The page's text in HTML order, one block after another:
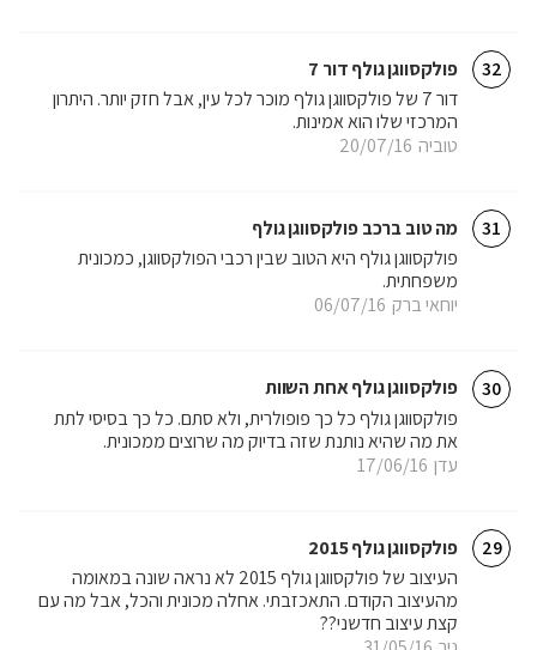
32 פולקסווגן גולף דור 7
טוביה 20/07/16
דור 7 של פולקסווגן גולף מוכר לכל עין, אבל חזק יותר. היתרון
המרכזי שלו הוא אמינות.
31 מה טוב ברכב פולקסווגן גולף
יוחאי ברק 06/07/16
פולקסווגן גולף היא הטוב שבין רכבי הפולקסווגן, כמכונית
משפחתית.
30 פולקסווגן גולף אחת השוות
עדן 17/06/16
פולקסווגן גולף כל כך פופולרית, ולא סתם. כל כך בסיסי לתת
את מה שהיא נותנת שזה בדיוק מה שרוצים ממכונית.
29 פולקסווגן גולף 2015
העיצוב של פולקסווגן גולף 2015 לא נראה שונה במאומה
מהעיצוב הקודם. התאכזבתי. אחלה מכונית והכל, אבל מה עם
קצת עיצוב חדשני??